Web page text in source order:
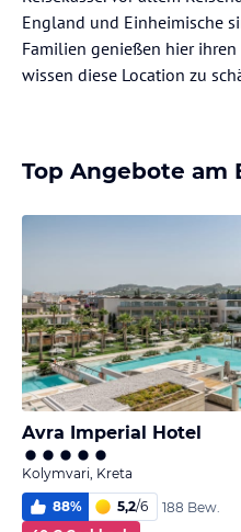
England und Einheimische
Familien genießen hier
wissen diese Location zu
Top Angebote am
Avra Imperial Hotel
Kolymvari, Kreta
88% 5,2/6
188 Bew.